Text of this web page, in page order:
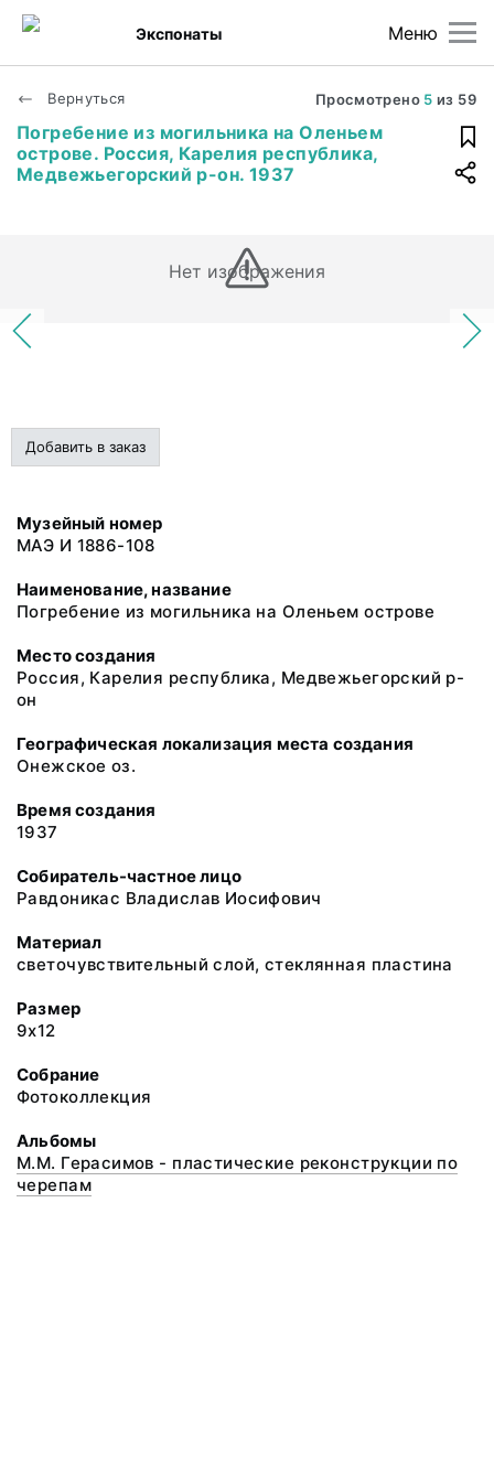
Меню
Экспонаты
Вернуться Просмотрено 5 из 59
Погребение из могильника на Оленьем
острове. Россия, Карелия республика,
Медвежьегорский р-он. 1937
Нет изображения
Добавить в заказ
Музейный номер
МАЭ И 1886-108
Наименование, название
Погребение из могильника на Оленьем острове
Место создания
Россия, Карелия республика, Медвежьегорский р-
он
Географическая локализация места создания
Онежское оз.
Время создания
1937
Собиратель-частное лицо
Равдоникас Владислав Иосифович
Материал
светочувствительный слой, стеклянная пластина
Размер
9х12
Собрание
Фотоколлекция
Альбомы
М.М. Герасимов - пластические реконструкции по
черепам